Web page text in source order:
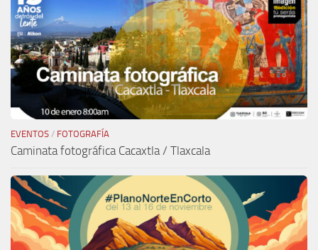
EVENTOS / FOTOGRAFÍA
Caminata fotográfica Cacaxtla / Tlaxcala